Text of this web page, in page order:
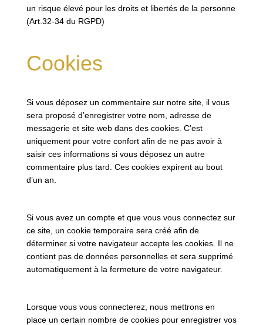
un risque élevé pour les droits et libertés de la personne
(Art.32-34 du RGPD)
Cookies
Si vous déposez un commentaire sur notre site, il vous
sera proposé d’enregistrer votre nom, adresse de
messagerie et site web dans des cookies. C’est
uniquement pour votre confort afin de ne pas avoir à
saisir ces informations si vous déposez un autre
commentaire plus tard. Ces cookies expirent au bout
d’un an.
Si vous avez un compte et que vous vous connectez sur
ce site, un cookie temporaire sera créé afin de
déterminer si votre navigateur accepte les cookies. Il ne
contient pas de données personnelles et sera supprimé
automatiquement à la fermeture de votre navigateur.
Lorsque vous vous connecterez, nous mettrons en
place un certain nombre de cookies pour enregistrer vos